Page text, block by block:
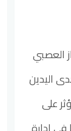
العصبي
اليدين
على